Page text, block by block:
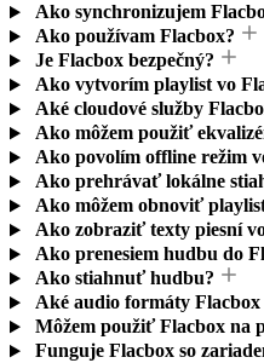
Ako synchronizujem
Ako používam Flacbox?
Je Flacbox bezpečný?
Ako vytvorím playlist vo
Aké cloudové služby
Ako môžem použiť
Ako povolím offline režim
Ako prehrávať lokálne
Ako môžem obnoviť
Ako zobraziť texty piesní
Ako prenesiem hudbu do
Ako stiahnuť hudbu?
Aké audio formáty
Môžem použiť Flacbox na
Funguje Flacbox so